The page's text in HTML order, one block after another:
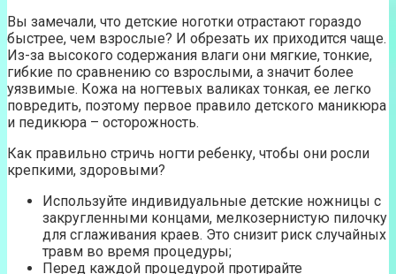
Вы замечали, что детские ноготки отрастают гораздо
быстрее, чем взрослые? И обрезать их приходится чаще.
Из-за высокого содержания влаги они мягкие, тонкие,
гибкие по сравнению со взрослыми, а значит более
уязвимые. Кожа на ногтевых валиках тонкая, ее легко
повредить, поэтому первое правило детского маникюра
и педикюра – осторожность.
Как правильно стричь ногти ребенку, чтобы они росли
крепкими, здоровыми?
Используйте индивидуальные детские ножницы с
закругленными концами, мелкозернистую пилочку
для сглаживания краев. Это снизит риск случайных
травм во время процедуры;
Перед каждой процедурой протирайте